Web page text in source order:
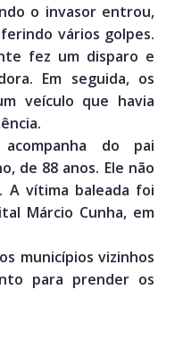
o invasor entrou,
vários golpes.
fez um disparo e
Em seguida, os
veículo que havia
do pai
de 88 anos. Ele não
A vítima baleada foi
Márcio Cunha, em
municípios vizinhos
para prender os